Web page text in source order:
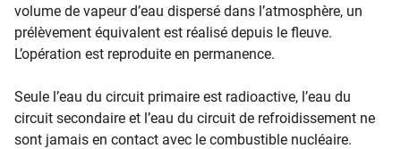
volume de vapeur d’eau dispersé dans l’atmosphère, un
prélèvement équivalent est réalisé depuis le fleuve.
L’opération est reproduite en permanence.
Seule l’eau du circuit primaire est radioactive, l’eau du
circuit secondaire et l’eau du circuit de refroidissement ne
sont jamais en contact avec le combustible nucléaire.